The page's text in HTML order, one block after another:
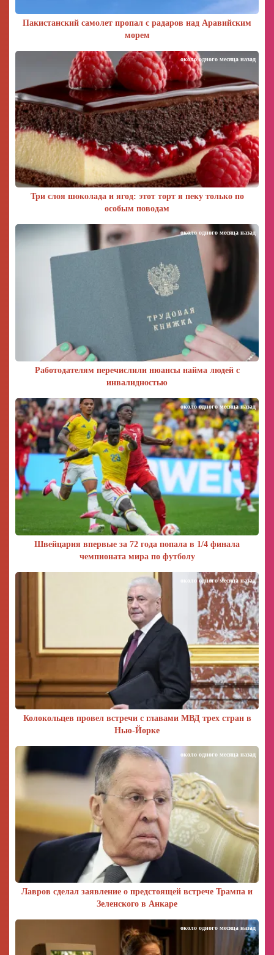
Пакистанский самолет пропал с радаров над Аравийским
морем
Три слоя шоколада и ягод: этот торт я пеку только по
особым поводам
около одного месяца назад
Работодателям перечислили нюансы найма людей с
инвалидностью
около одного месяца назад
Швейцария впервые за 72 года попала в 1/4 финала
чемпионата мира по футболу
около одного месяца назад
Колокольцев провел встречи с главами МВД трех стран в
Нью-Йорке
около одного месяца назад
Лавров сделал заявление о предстоящей встрече Трампа и
Зеленского в Анкаре
около одного месяца назад
около одного месяца назад